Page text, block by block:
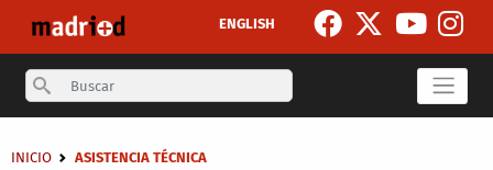
ENGLISH
Search
Sobrescribir enlaces de ayuda a la navegación
INICIO ASISTENCIA TÉCNICA